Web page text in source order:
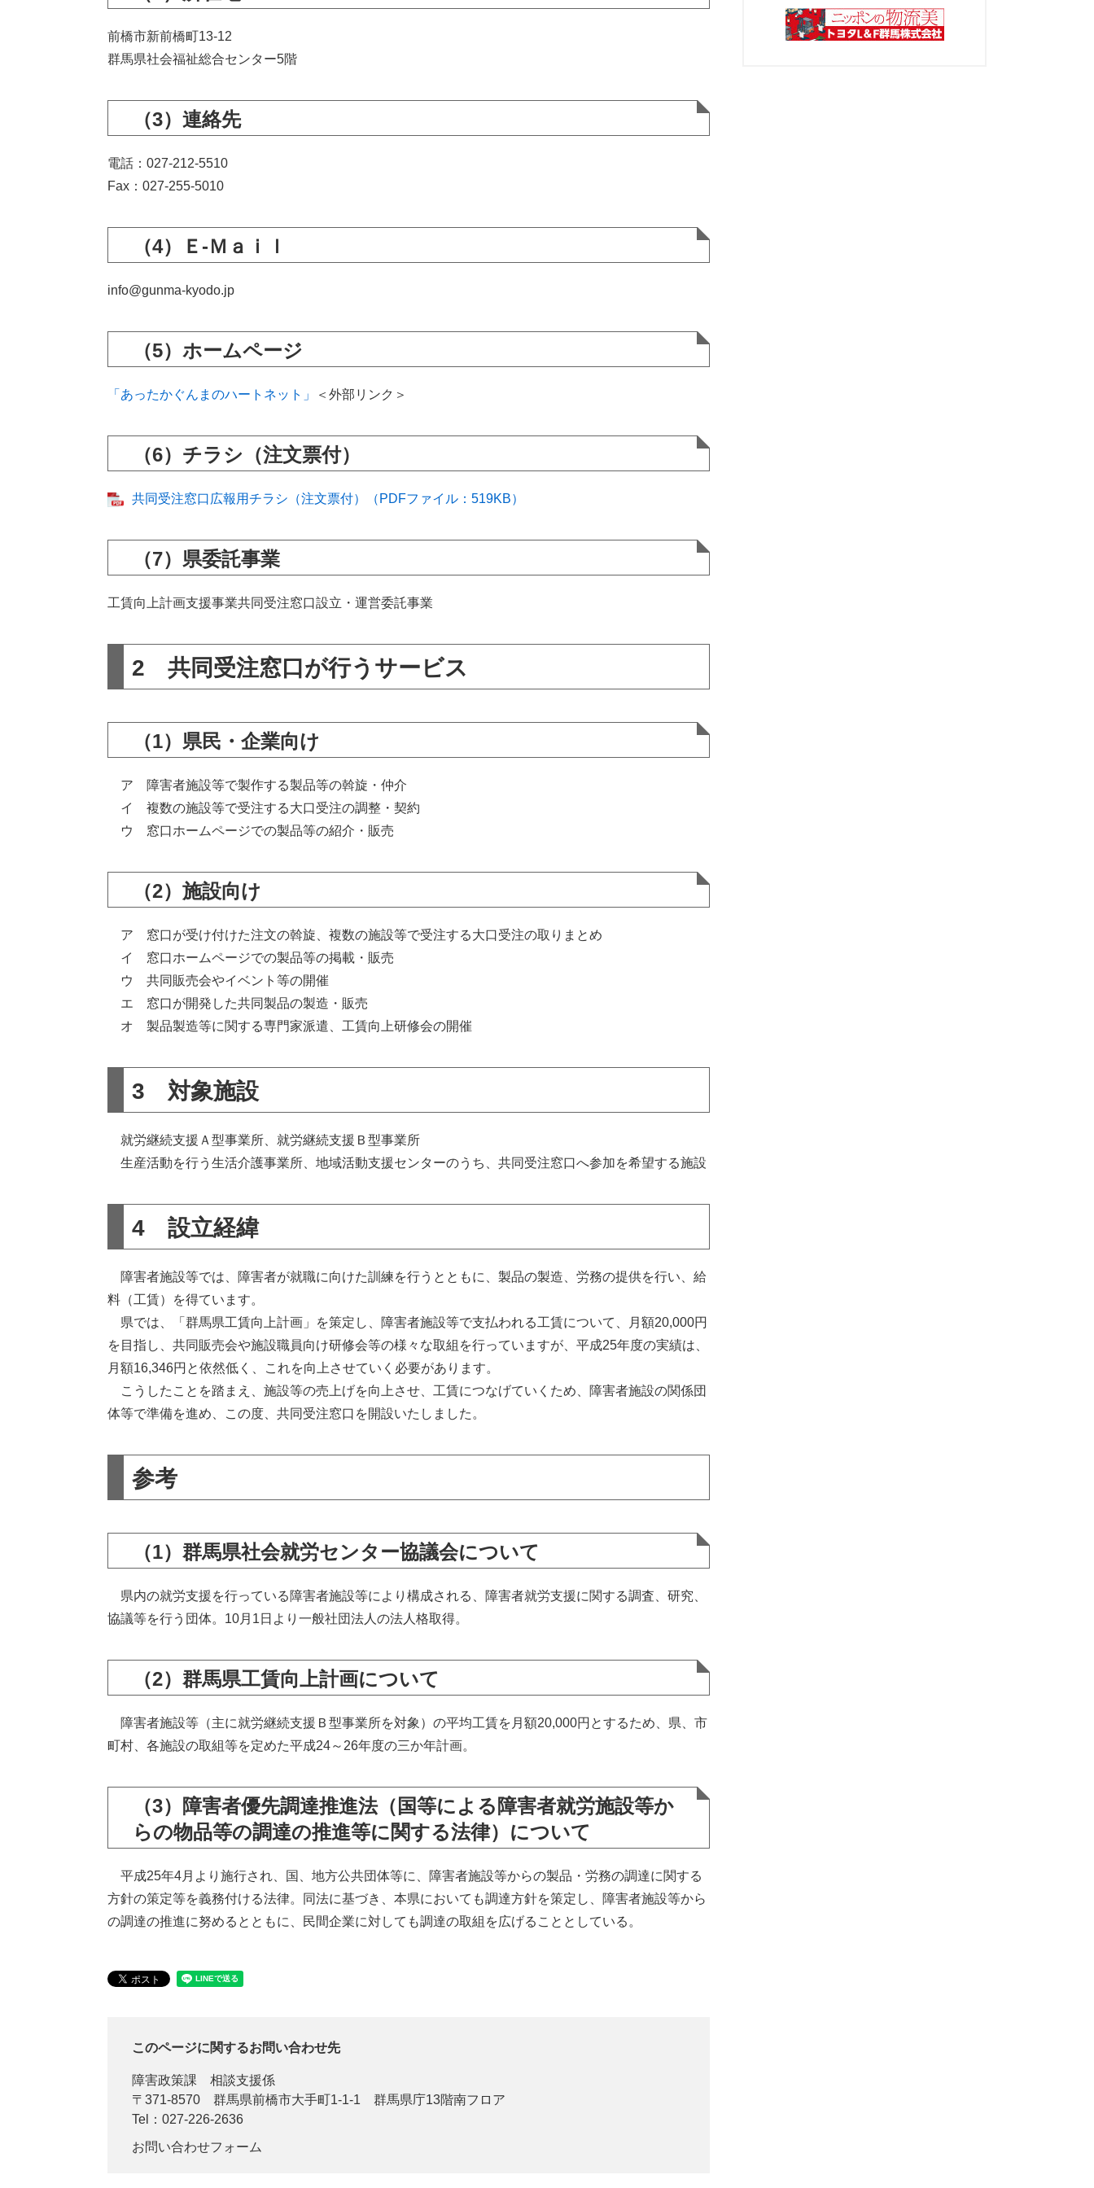
前橋市新前橋町13-12
群馬県社会福祉総合センター5階
（3）連絡先
電話：027-212-5510
Fax：027-255-5010
（4）Ｅ-Ｍａｉｌ
info@gunma-kyodo.jp
（5）ホームページ
「あったかぐんまのハートネット」 ＜外部リンク＞
（6）チラシ（注文票付）
共同受注窓口広報用チラシ（注文票付）（PDFファイル：519KB）
（7）県委託事業
工賃向上計画支援事業共同受注窓口設立・運営委託事業
2 共同受注窓口が行うサービス
（1）県民・企業向け
ア 障害者施設等で製作する製品等の斡旋・仲介
イ 複数の施設等で受注する大口受注の調整・契約
ウ 窓口ホームページでの製品等の紹介・販売
（2）施設向け
ア 窓口が受け付けた注文の斡旋、複数の施設等で受注する大口受注の取りまとめ
イ 窓口ホームページでの製品等の掲載・販売
ウ 共同販売会やイベント等の開催
エ 窓口が開発した共同製品の製造・販売
オ 製品製造等に関する専門家派遣、工賃向上研修会の開催
3 対象施設
就労継続支援Ａ型事業所、就労継続支援Ｂ型事業所
生産活動を行う生活介護事業所、地域活動支援センターのうち、共同受注窓口へ参加を希望する施設
4 設立経緯
障害者施設等では、障害者が就職に向けた訓練を行うとともに、製品の製造、労務の提供を行い、給
料（工賃）を得ています。
県では、「群馬県工賃向上計画」を策定し、障害者施設等で支払われる工賃について、月額20,000円
を目指し、共同販売会や施設職員向け研修会等の様々な取組を行っていますが、平成25年度の実績は、
月額16,346円と依然低く、これを向上させていく必要があります。
こうしたことを踏まえ、施設等の売上げを向上させ、工賃につなげていくため、障害者施設の関係団
体等で準備を進め、この度、共同受注窓口を開設いたしました。
参考
（1）群馬県社会就労センター協議会について
県内の就労支援を行っている障害者施設等により構成される、障害者就労支援に関する調査、研究、
協議等を行う団体。10月1日より一般社団法人の法人格取得。
（2）群馬県工賃向上計画について
障害者施設等（主に就労継続支援Ｂ型事業所を対象）の平均工賃を月額20,000円とするため、県、市
町村、各施設の取組等を定めた平成24～26年度の三か年計画。
（3）障害者優先調達推進法（国等による障害者就労施設等か
らの物品等の調達の推進等に関する法律）について
平成25年4月より施行され、国、地方公共団体等に、障害者施設等からの製品・労務の調達に関する
方針の策定等を義務付ける法律。同法に基づき、本県においても調達方針を策定し、障害者施設等から
の調達の推進に努めるとともに、民間企業に対しても調達の取組を広げることとしている。
このページに関するお問い合わせ先
障害政策課
相談支援係
〒371-8570
群馬県前橋市大手町1-1-1 群馬県庁13階南フロア
Tel：027-226-2636
お問い合わせフォーム